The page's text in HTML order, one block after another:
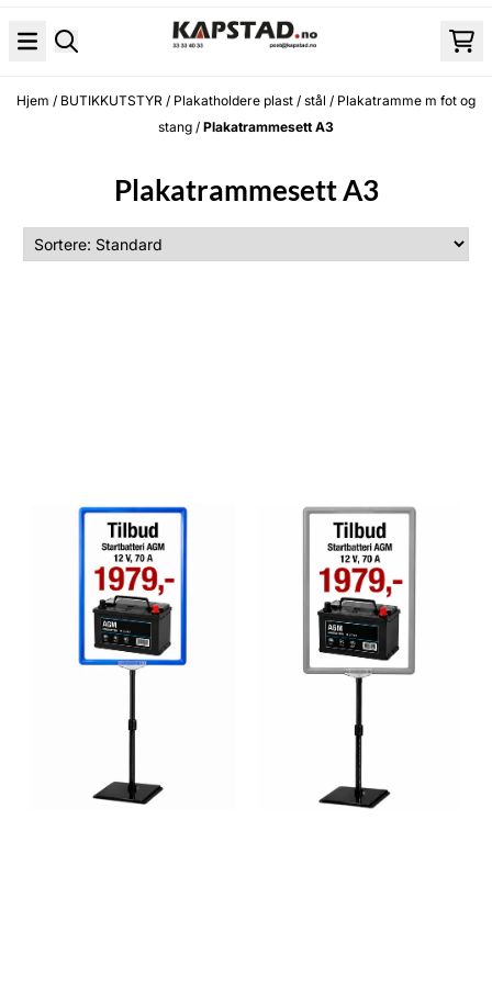
Hjem / BUTIKKUTSTYR / Plakatholdere plast / stål / Plakatramme m fot og
stang / Plakatrammesett A3
Plakatrammesett A3